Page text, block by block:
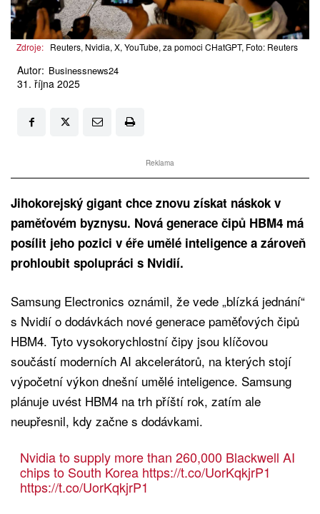
Zdroje: Reuters, Nvidia, X, YouTube, za pomoci CHatGPT, Foto: Reuters
Autor: Businessnews24
31. října 2025
Reklama
Jihokorejský gigant chce znovu získat náskok v
paměťovém byznysu. Nová generace čipů HBM4 má
posílit jeho pozici v éře umělé inteligence a zároveň
prohloubit spolupráci s Nvidií.
Samsung Electronics oznámil, že vede „blízká jednání“
s Nvidií o dodávkách nové generace paměťových čipů
HBM4. Tyto vysokorychlostní čipy jsou klíčovou
součástí moderních AI akcelerátorů, na kterých stojí
výpočetní výkon dnešní umělé inteligence. Samsung
plánuje uvést HBM4 na trh příští rok, zatím ale
neupřesnil, kdy začne s dodávkami.
Nvidia to supply more than 260,000 Blackwell AI
chips to South Korea https://t.co/UorKqkjrP1
https://t.co/UorKqkjrP1